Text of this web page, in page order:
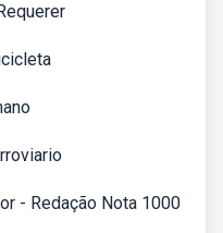
- Redação Nota 1000